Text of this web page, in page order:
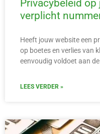
Privacybeleid op
verplicht
Heeft jouw website een
op boetes en verlies van
eenvoudig voldoet aan
LEES VERDER »